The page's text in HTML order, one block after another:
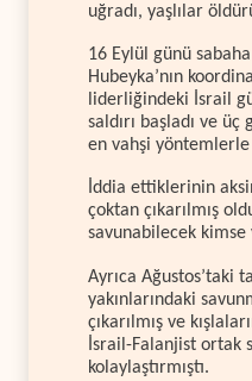
uğradı, yaşlılar
16 Eylül günü
Hubeyka’nın
liderliğindeki İsrail
saldırı başladı ve
en vahşi
İddia ettiklerinin
çoktan çıkarılmış
savunabilecek kimse
Ayrıca Ağustos’taki
yakınlarındaki
çıkarılmış ve
İsrail-Falanjist ortak
kolaylaştırmıştı.